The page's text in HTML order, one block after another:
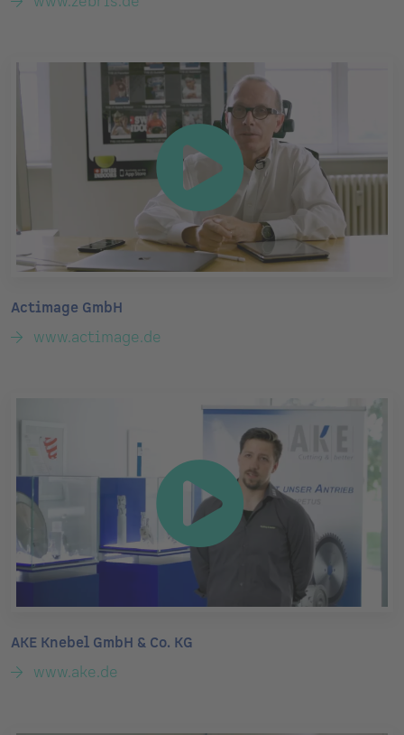
Actimage GmbH
www.actimage.de
AKE Knebel GmbH & Co. KG
www.ake.de